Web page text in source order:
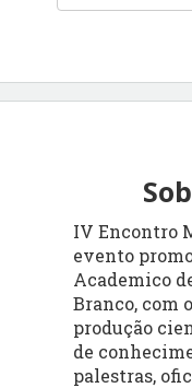
IV Encontro
evento
Academico
Branco, com
produção
de
palestras,